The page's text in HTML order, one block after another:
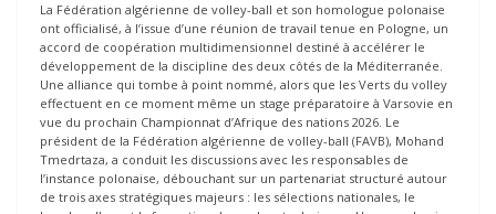
La Fédération algérienne de volley-ball et son homologue polonaise
ont officialisé, à l’issue d’une réunion de travail tenue en Pologne, un
accord de coopération multidimensionnel destiné à accélérer le
développement de la discipline des deux côtés de la Méditerranée.
Une alliance qui tombe à point nommé, alors que les Verts du volley
effectuent en ce moment même un stage préparatoire à Varsovie en
vue du prochain Championnat d’Afrique des nations 2026. Le
président de la Fédération algérienne de volley-ball (FAVB), Mohand
Tmedrtaza, a conduit les discussions avec les responsables de
l’instance polonaise, débouchant sur un partenariat structuré autour
de trois axes stratégiques majeurs : les sélections nationales, le